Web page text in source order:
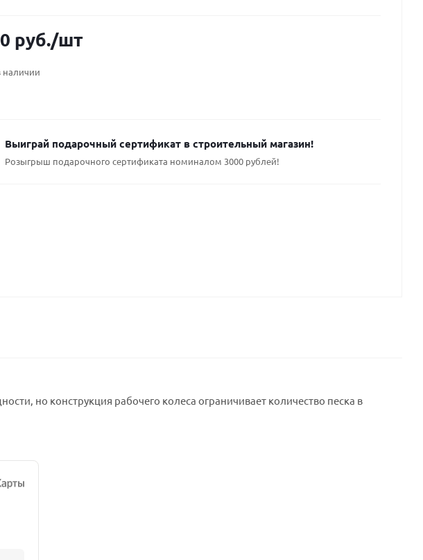
руб./шт
наличии
Выиграй подарочный сертификат в строительный магазин!
Розыгрыш подарочного сертификата номиналом 3000 рублей!
но конструкция рабочего колеса ограничивает количество песка в